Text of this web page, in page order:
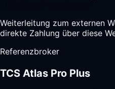
Weiterleitung zum externen
direkte Zahlung über diese
Referenzbroker
TCS Atlas Pro Plus